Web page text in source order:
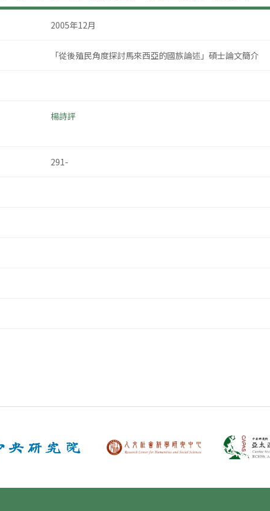
2005年12月
「從後殖民角度探討馬來西亞的國族論述」碩士論文簡介
楊詩評
291-